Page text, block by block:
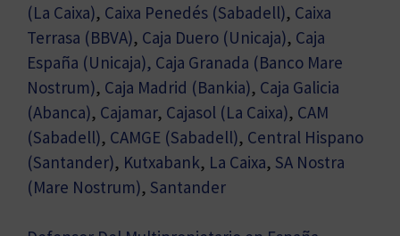
(La Caixa), Caixa Penedés (Sabadell), Caixa
Terrasa (BBVA), Caja Duero (Unicaja), Caja
España (Unicaja), Caja Granada (Banco Mare
Nostrum), Caja Madrid (Bankia), Caja Galicia
(Abanca), Cajamar, Cajasol (La Caixa), CAM
(Sabadell), CAMGE (Sabadell), Central Hispano
(Santander), Kutxabank, La Caixa, SA Nostra
(Mare Nostrum), Santander